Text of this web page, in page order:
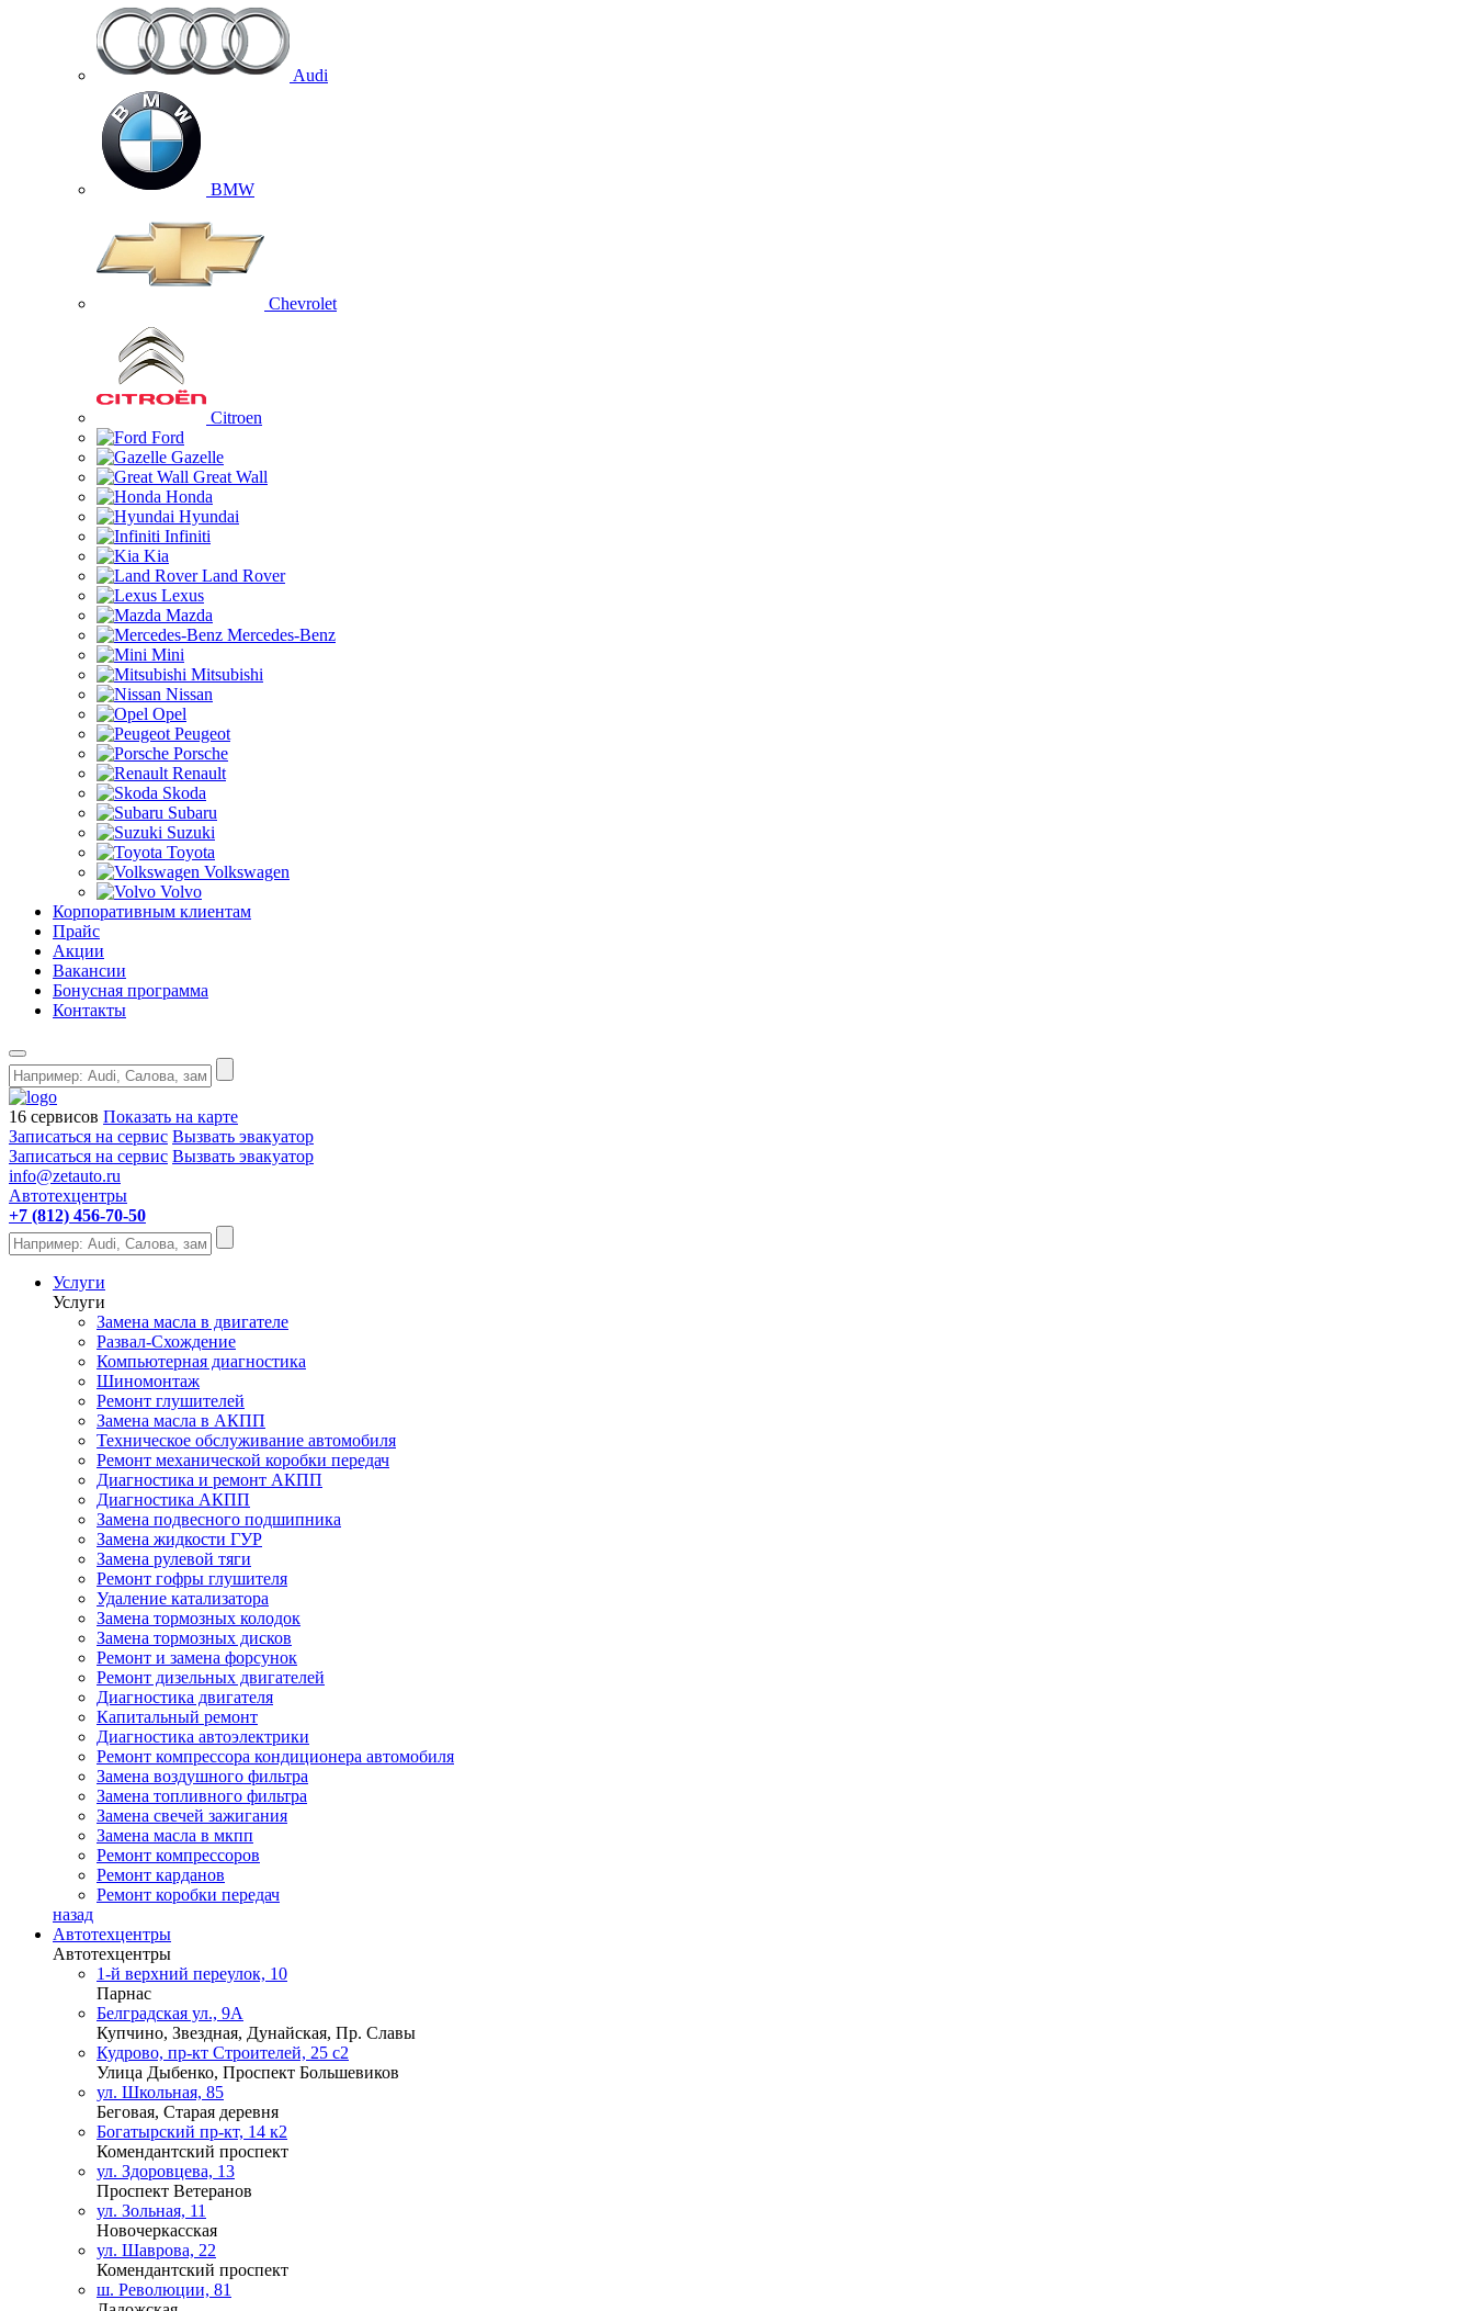
Audi
BMW
Chevrolet
Citroen
Ford
Gazelle
Great Wall
Honda
Hyundai
Infiniti
Kia
Land Rover
Lexus
Mazda
Mercedes-Benz
Mini
Mitsubishi
Nissan
Opel
Peugeot
Porsche
Renault
Skoda
Subaru
Suzuki
Toyota
Volkswagen
Volvo
Корпоративным клиентам
Прайс
Акции
Вакансии
Бонусная программа
Контакты
16 сервисов Показать на карте
Записаться на сервис Вызвать эвакуатор
Записаться на сервис Вызвать эвакуатор
info@zetauto.ru
Автотехцентры
+7 (812) 456-70-50
Услуги
Услуги
Замена масла в двигателе
Развал-Схождение
Компьютерная диагностика
Шиномонтаж
Ремонт глушителей
Замена масла в АКПП
Техническое обслуживание автомобиля
Ремонт механической коробки передач
Диагностика и ремонт АКПП
Диагностика АКПП
Замена подвесного подшипника
Замена жидкости ГУР
Замена рулевой тяги
Ремонт гофры глушителя
Удаление катализатора
Замена тормозных колодок
Замена тормозных дисков
Ремонт и замена форсунок
Ремонт дизельных двигателей
Диагностика двигателя
Капитальный ремонт
Диагностика автоэлектрики
Ремонт компрессора кондиционера автомобиля
Замена воздушного фильтра
Замена топливного фильтра
Замена свечей зажигания
Замена масла в мкпп
Ремонт компрессоров
Ремонт карданов
Ремонт коробки передач
назад
Автотехцентры
Автотехцентры
1-й верхний переулок, 10
Парнас
Белградская ул., 9А
Купчино, Звездная, Дунайская, Пр. Славы
Кудрово, пр-кт Строителей, 25 с2
Улица Дыбенко, Проспект Большевиков
ул. Школьная, 85
Беговая, Старая деревня
Богатырский пр-кт, 14 к2
Комендантский проспект
ул. Здоровцева, 13
Проспект Ветеранов
ул. Зольная, 11
Новочеркасская
ул. Шаврова, 22
Комендантский проспект
ш. Революции, 81